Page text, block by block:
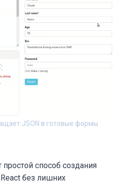
JSON в готовые формы
простой способ создания
без лишних